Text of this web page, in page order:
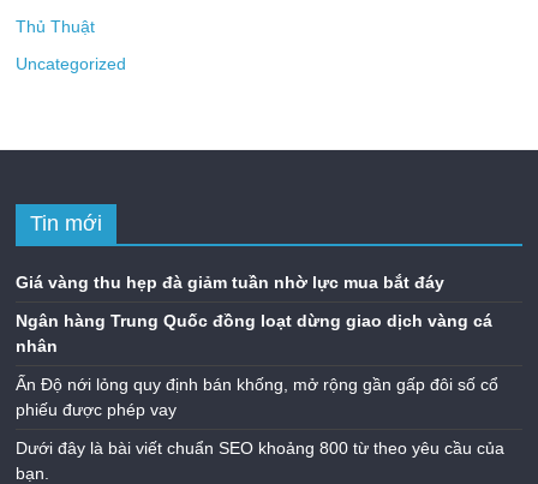
Thủ Thuật
Uncategorized
Tin mới
Giá vàng thu hẹp đà giảm tuần nhờ lực mua bắt đáy
Ngân hàng Trung Quốc đồng loạt dừng giao dịch vàng cá
nhân
Ấn Độ nới lỏng quy định bán khống, mở rộng gần gấp đôi số cổ
phiếu được phép vay
Dưới đây là bài viết chuẩn SEO khoảng 800 từ theo yêu cầu của
bạn.